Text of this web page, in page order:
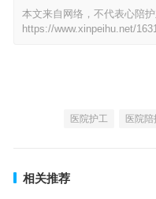
本文来自网络，不代表心陪
https://www.xinpeihu.net/
医院护工 医院陪
相关推荐